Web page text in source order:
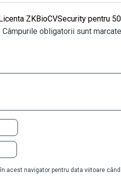
ZKBioCVSecurity pentru
Câmpurile obligatorii sunt
acest navigator pentru data viitoare